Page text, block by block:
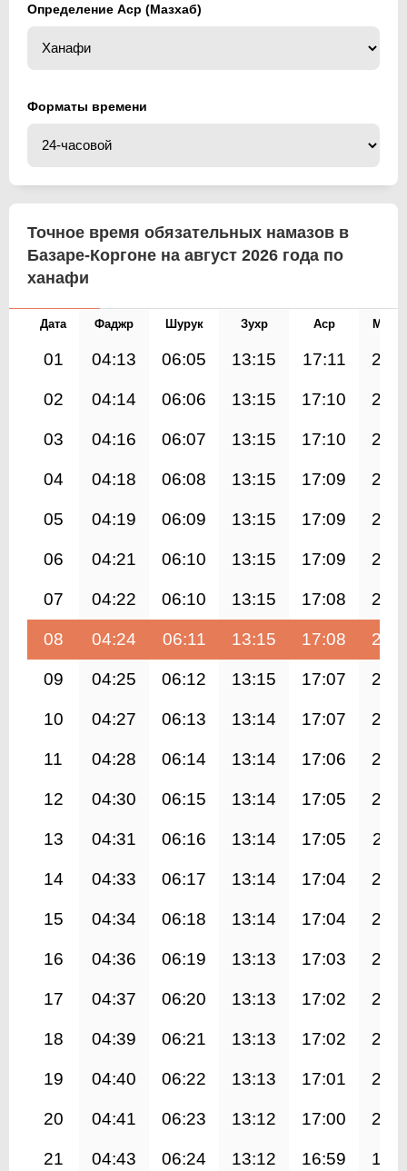
Определение Аср (Мазхаб)
Форматы времени
Точное время обязательных намазов в
Базаре-Коргоне на август 2026 года по
ханафи
Дата Фаджр Шурук Зухр Аср
01 04:13 06:05 13:15 17:11
02 04:14 06:06 13:15 17:10
03 04:16 06:07 13:15 17:10
04 04:18 06:08 13:15 17:09
05 04:19 06:09 13:15 17:09
06 04:21 06:10 13:15 17:09
07 04:22 06:10 13:15 17:08
08 04:24 06:11 13:15 17:08
09 04:25 06:12 13:15 17:07
10 04:27 06:13 13:14 17:07
11 04:28 06:14 13:14 17:06
12 04:30 06:15 13:14 17:05
13 04:31 06:16 13:14 17:05
14 04:33 06:17 13:14 17:04
15 04:34 06:18 13:14 17:04
16 04:36 06:19 13:13 17:03
17 04:37 06:20 13:13 17:02
18 04:39 06:21 13:13 17:02
19 04:40 06:22 13:13 17:01
20 04:41 06:23 13:12 17:00
21 04:43 06:24 13:12 16:59